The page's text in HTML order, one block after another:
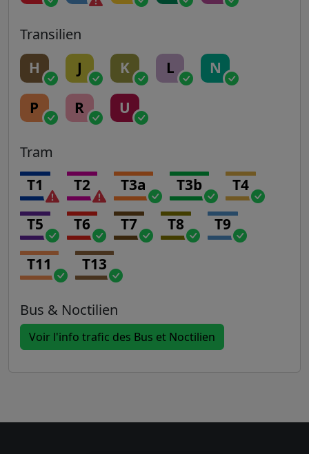
Transilien
H J K L N
P R U
Tram
T1 T2 T3a T3b T4
T5 T6 T7 T8 T9
T11 T13
Bus & Noctilien
Voir l'info trafic des Bus et Noctilien